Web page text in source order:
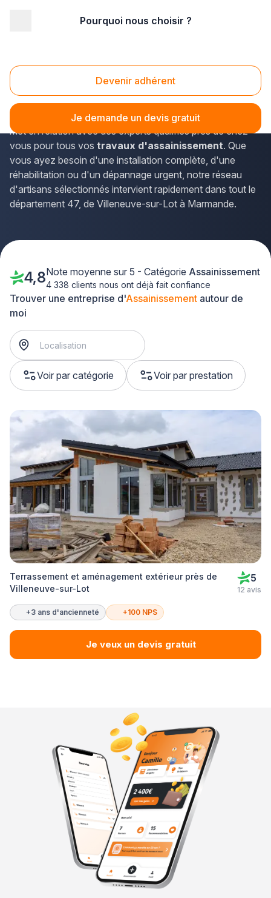
Pourquoi nous choisir ?
Devenir adhérent
Je demande un devis gratuit
Assainissement Lot-et-Garonne (47)
Vous recherchez un professionnel de l'assainissement
dans le Lot-et-Garonne ? La solution Plus que pro vous
met en relation avec des experts qualifiés près de chez
vous pour tous vos travaux d'assainissement. Que
vous ayez besoin d'une installation complète, d'une
réhabilitation ou d'un dépannage urgent, notre réseau
d'artisans sélectionnés intervient rapidement dans tout le
département 47, de Villeneuve-sur-Lot à Marmande.
Trouver une entreprise d'Assainissement autour de
moi
Voir par catégorie Voir par prestation
4,8Note moyenne sur 5 - Catégorie Assainissement
4 338 clients nous ont déjà fait confiance
Terrassement et aménagement extérieur près de
Villeneuve-sur-Lot
5
12 avis
+3 ans d'ancienneté +100 NPS
Je veux un devis gratuit